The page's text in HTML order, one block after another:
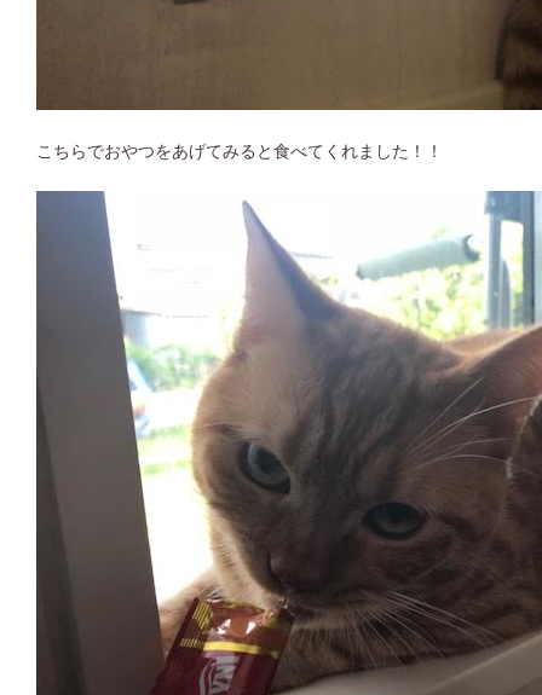
こちらでおやつをあげてみると食べてくれました！！